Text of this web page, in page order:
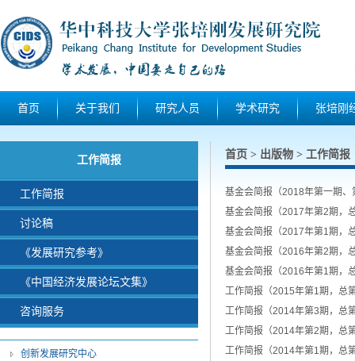
首页 关于我们 研究人员 学术研究 张培刚
工作简报
工作简报
讨论稿
《发展研究参考》
《中国经济发展论坛文集》
咨询服务
创新发展研究中心
首页 > 出版物 > 工作简报
基金会简报（2018年第一期、
基金会简报（2017年第2期，
基金会简报（2017年第1期，
基金会简报（2016年第2期，
基金会简报（2016年第1期，
工作简报（2015年第1期，总
工作简报（2014年第3期，总
工作简报（2014年第2期，总
工作简报（2014年第1期，总